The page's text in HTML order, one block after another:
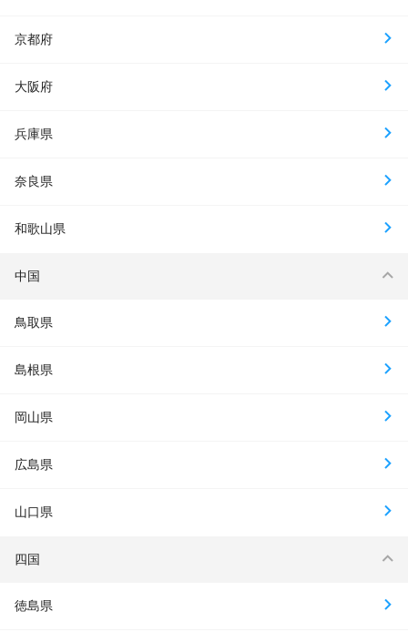
京都府
大阪府
兵庫県
奈良県
和歌山県
中国
鳥取県
島根県
岡山県
広島県
山口県
四国
徳島県